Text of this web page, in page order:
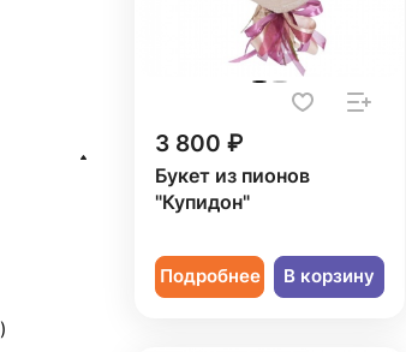
3 800 ₽
Букет из пионов
"Купидон"
Подробнее В корзину
)